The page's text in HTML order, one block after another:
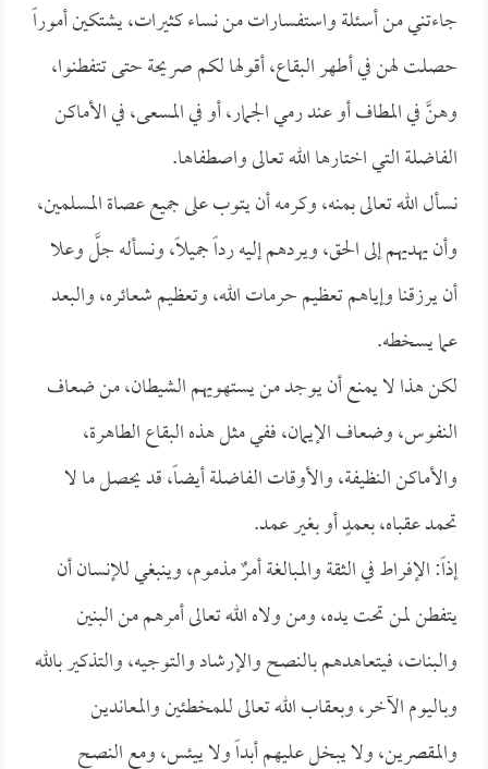
جاءتني من أسئلة واستفسارات من نساء كثيرات، يشتكين أموراً
حصلت لهن في أطهر البقاع، أقولها لكم صريحة حتى تتفطنوا،
وهنَّ في المطاف أو عند رمي الجمار، أو في المسعى، في الأماكن
الفاضلة التي اختارها الله تعالى واصطفاها.
نسأل الله تعالى بمنه، وكرمه أن يتوب على جميع عصاة المسلمين،
وأن يهديهم إلى الحق، ويردهم إليه رداً جميلاً، ونسأله جلَّ وعلا
أن يرزقنا وإياهم تعظيم حرمات الله، وتعظيم شعائره، والبعد
عما يسخطه.
لكن هذا لا يمنع أن يوجد من يستهويهم الشيطان، من ضعاف
النفوس، وضعاف الإيمان، ففي مثل هذه البقاع الطاهرة،
والأماكن النظيفة، والأوقات الفاضلة أيضاً، قد يحصل ما لا
تحمد عقباه، بعمدٍ أو بغير عمد.
إذاً: الإفراط في الثقة والمبالغة أمرٌ مذموم، وينبغي للإنسان أن
يتفطن لمن تحت يده، ومن ولاه الله تعالى أمرهم من البنين
والبنات، فيتعاهدهم بالنصح والإرشاد والتوجيه، والتذكير بالله
وباليوم الآخر، وبعقاب الله تعالى للمخطئين والمعاندين
والمقصرين، ولا يبخل عليهم أبداً ولا ييئس، ومع النصح